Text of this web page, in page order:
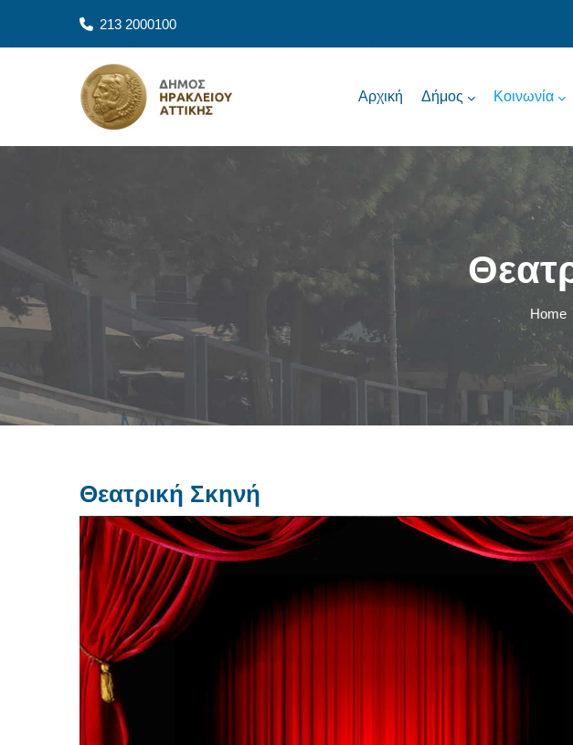
213 2000100
Αρχική Δήμος Κοινωνία
Home
Θεατρική Σκηνή